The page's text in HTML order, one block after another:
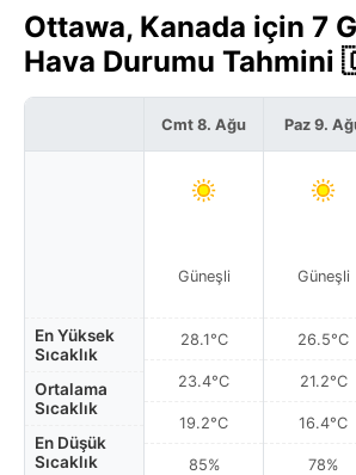
Ottawa, Kanada için 7
Hava Durumu
En Yüksek
Sıcaklık
Ortalama
Sıcaklık
En Düşük
Sıcaklık
Cmt 8. Ağu
Güneşli
28.1°C
23.4°C
19.2°C
85%
Paz 9.
Güneşli
26.5°C
21.2°C
16.4°C
78%